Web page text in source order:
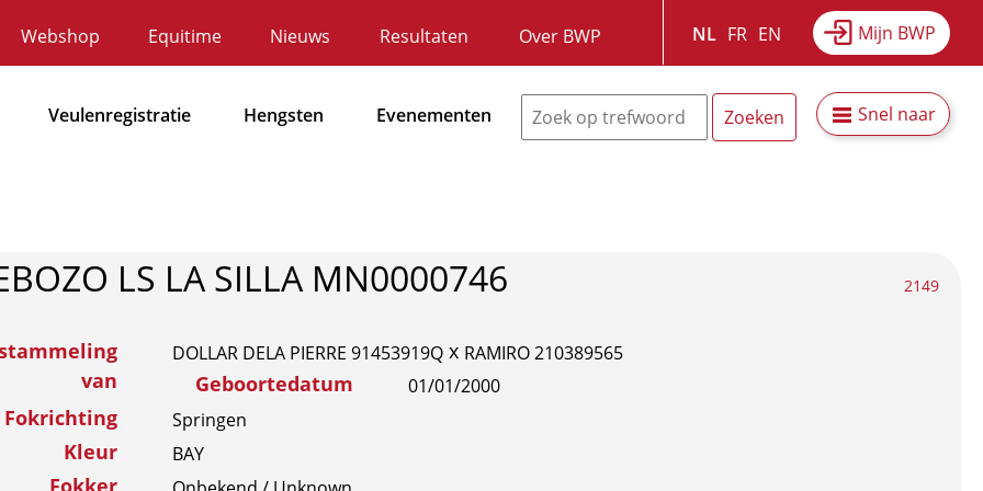
Mijn BWP
NL FR EN
navigatie
Webshop Equitime Nieuws Resultaten Over BWP
Hoofdnavigatie
Veulenregistratie Hengsten Evenementen Snel naar
LS LA SILLA MN0000746
van
DOLLAR DELA PIERRE 91453919Q x RAMIRO 210389565
Geboortedatum 01/01/2000
Fokrichting Springen
Kleur BAY
Fokker
2149